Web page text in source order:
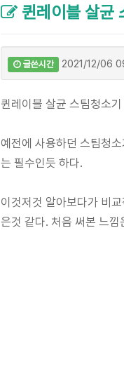
퀸레이블 살균
글쓴시간 2021/12/06
퀸레이블 살균 스팀청소
예전에 사용하던 스팀청
는 필수인듯 하다.
이것저것 알아보다가 비
은것 같다. 처음 써본 느낌